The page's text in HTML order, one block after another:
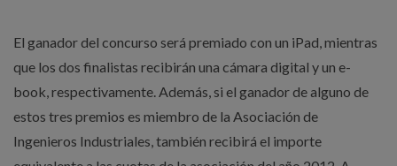
El ganador del concurso será premiado con un iPad, mientras
que los dos finalistas recibirán una cámara digital y un e-
book, respectivamente. Además, si el ganador de alguno de
estos tres premios es miembro de la Asociación de
Ingenieros Industriales, también recibirá el importe